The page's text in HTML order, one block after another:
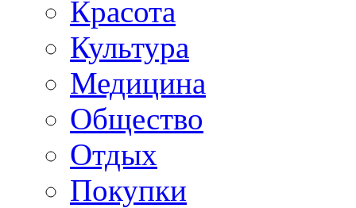
Красота
Культура
Медицина
Общество
Отдых
Покупки